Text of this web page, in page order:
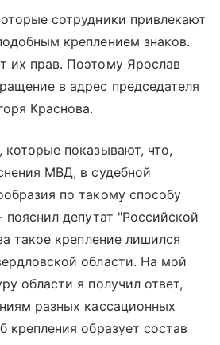
сотрудники привлекают
креплением знаков.
их прав. Поэтому Ярослав
в адрес председателя
Краснова.
показывают, что,
МВД, в судебной
по такому способу
пояснил депутат "Российской
такое крепление лишился
области. На мой
области я получил ответ,
разных кассационных
крепления образует состав